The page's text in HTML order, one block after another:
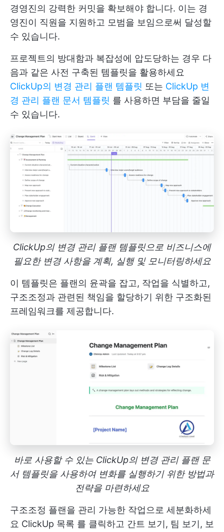
경영진의 강력한 커밋을 확보해야 합니다. 이는 경
영진이 직원을 지원하고 모범을 보임으로써 달성할
수 있습니다.
프로젝트의 방대함과 복잡성에 압도당하는 경우 다
음과 같은 사전 구축된 템플릿을 활용하세요
ClickUp의 변경 관리 플랜 템플릿 또는 ClickUp 변
경 관리 플랜 문서 템플릿 를 사용하면 부담을 줄일
수 있습니다.
ClickUp의 변경 관리 플랜 템플릿으로 비즈니스에
필요한 변경 사항을 계획, 실행 및 모니터링하세요
이 템플릿은 플랜의 윤곽을 잡고, 작업을 식별하고,
구조조정과 관련된 책임을 할당하기 위한 구조화된
프레임워크를 제공합니다.
바로 사용할 수 있는 ClickUp의 변경 관리 플랜 문
서 템플릿을 사용하여 변화를 실행하기 위한 방법과
전략을 마련하세요
구조조정 플랜을 관리 가능한 작업으로 세분화하세
요 ClickUp 목록 를 클릭하고 간트 보기, 팀 보기, 보